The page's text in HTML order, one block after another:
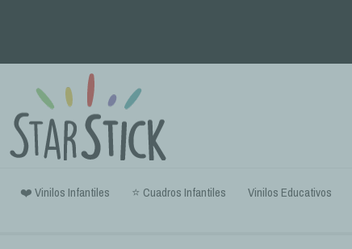
❤️ Vinilos Infantiles ⭐ Cuadros Infantiles Vinilos Educativos